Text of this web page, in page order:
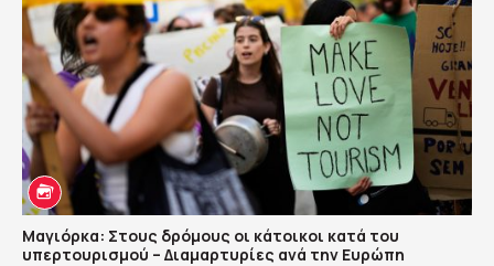
Μαγιόρκα: Στους δρόμους οι κάτοικοι κατά του
υπερτουρισμού – Διαμαρτυρίες ανά την Ευρώπη